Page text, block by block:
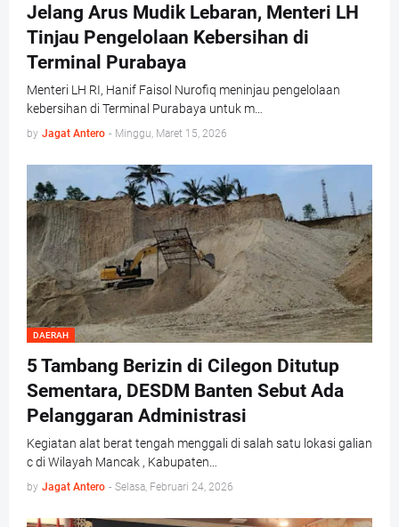
Jelang Arus Mudik Lebaran, Menteri LH
Tinjau Pengelolaan Kebersihan di
Terminal Purabaya
Menteri LH RI, Hanif Faisol Nurofiq meninjau pengelolaan
kebersihan di Terminal Purabaya untuk m…
by Jagat Antero - Minggu, Maret 15, 2026
DAERAH
5 Tambang Berizin di Cilegon Ditutup
Sementara, DESDM Banten Sebut Ada
Pelanggaran Administrasi
Kegiatan alat berat tengah menggali di salah satu lokasi galian
c di Wilayah Mancak , Kabupaten…
by Jagat Antero - Selasa, Februari 24, 2026